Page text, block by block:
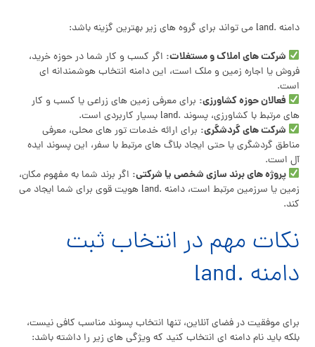
دامنه .land می تواند برای گروه های زیر بهترین گزینه باشد:
شرکت های املاک و مستغلات: اگر کسب و کار شما در حوزه خرید،
فروش یا اجاره زمین و ملک است، این دامنه انتخاب هوشمندانه ای
است.
فعالان حوزه کشاورزی: برای معرفی زمین های زراعی یا کسب و کار
های مرتبط با کشاورزی، پسوند .land بسیار کاربردی است.
شرکت های گردشگری: برای ارائه خدمات تور های محلی، معرفی
مناطق گردشگری یا حتی ایجاد بلاگ های مرتبط با سفر، این پسوند ایده
آل است.
پروژه های برند سازی شخصی یا شرکتی: اگر برند شما به مفهوم مکان،
زمین یا سرزمین مرتبط است، دامنه .land هویت قوی برای شما ایجاد می
کند.
نکات مهم در انتخاب ثبت
دامنه .land
برای موفقیت در فضای آنلاین، تنها انتخاب پسوند مناسب کافی نیست،
بلکه باید نام دامنه ای انتخاب کنید که ویژگی های زیر را داشته باشد: